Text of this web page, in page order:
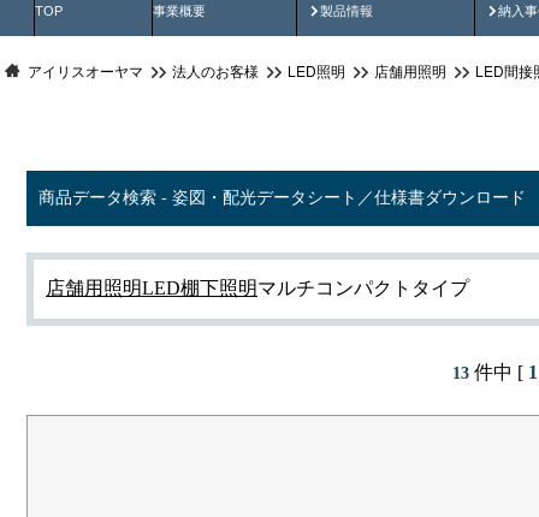
TOP 事業概要 製品情報
製品動画 納入
納
アイリスオーヤマ 法人のお客様 LED照明 店舗用照明 LED間接
商品データ検索 - 姿図・配光データシート／仕様書ダウンロード
店舗用照明LED棚下照明マルチコンパクトタイプ
13件中 [